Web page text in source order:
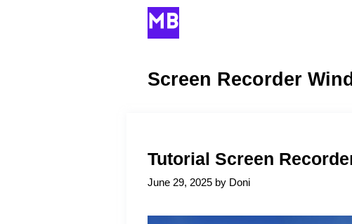
Screen Recorder
Tutorial Screen
June 29, 2025 by Doni